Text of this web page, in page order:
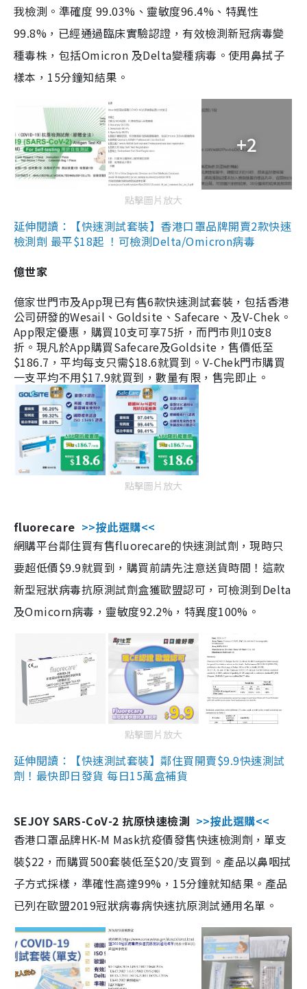
我檢測。準確度 99.03%、靈敏度96.4%、特異性
99.8%，已經通過臨床實驗認證，有效檢測新冠病毒變
種毒株，包括Omicron 及Delta變種病毒。使用鼻拭子
樣本，15分鐘知結果。
+2
點擊圖片放大
延伸閱讀：【快速測試套裝】香港口罩品牌開賣2款快速
檢測劑 最平$18起 ！可檢測Delta/Omicron病毒
億世家
億家世門市及App現已有售6款快速測試套裝，包括香港
公司研發的Wesail、Goldsite、Safecare、及V-Chek。
App限定優惠，購買10支可享75折，而門市則10支8
折。現凡於App購買Safecare及Goldsite，售價低至
$186.7，平均每支只需$18.6就買到。V-Chek門市購買
一支平均不用$17.9就買到，數量有限，售完即止。
點擊圖片放大
fluorecare >>按此選購<<
網購平台鄰住買有售fluorecare的快速測試劑，現時只
要超低價$9.9就買到，購買前請先注意送貨時間！這款
新型冠狀病毒抗原測試劑盒獲歐盟認可，可檢測到Delta
及Omicorn病毒，靈敏度92.2%，特異度100%。
點擊圖片放大
延伸閱讀：【快速測試套裝】鄰住買開賣$9.9快速測試
劑！最快即日發貨 每日15萬盒補貨
SEJOY SARS-CoV-2 抗原快速檢測 >>按此選購<<
香港口罩品牌HK-M Mask抗疫價發售快速檢測劑，單支
裝$22，而購買500套裝低至$20/支買到。產品以鼻咽拭
子方式採樣，準確性高達99%，15分鐘就知結果。產品
已列在歐盟2019冠狀病毒病快速抗原測試通用名單。